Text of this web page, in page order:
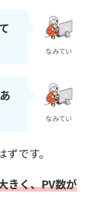
なみてい
なみてい
です。
きく、PV数が